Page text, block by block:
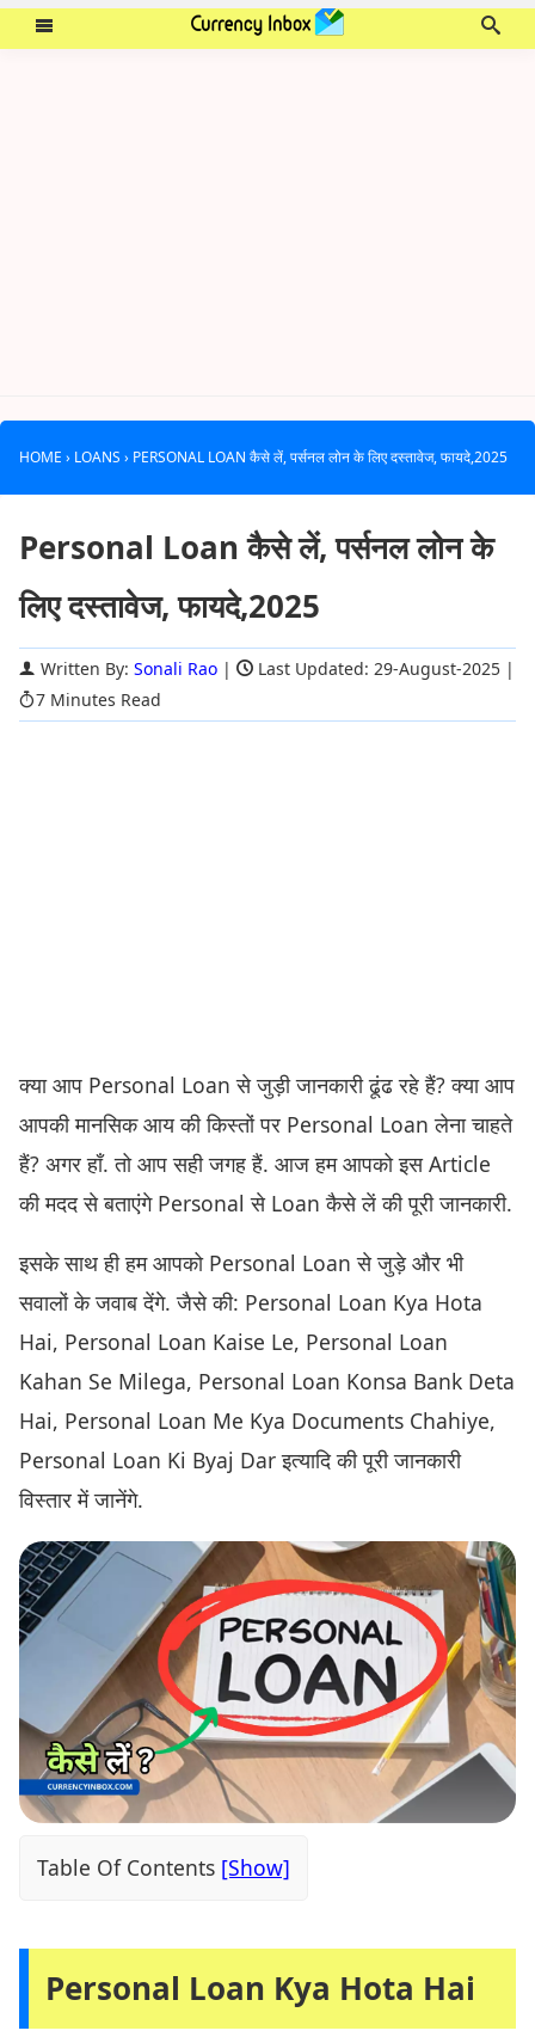
HOME › LOANS › PERSONAL LOAN कैसे लें, पर्सनल लोन के लिए दस्तावेज, फायदे,2025
Personal Loan कैसे लें, पर्सनल लोन के
लिए दस्तावेज, फायदे,2025
Written By: Sonali Rao | Last Updated: 29-August-2025 |
7 Minutes Read
क्या आप Personal Loan से जुड़ी जानकारी ढूंढ रहे हैं? क्या आप
आपकी मानसिक आय की किस्तों पर Personal Loan लेना चाहते
हैं? अगर हाँ. तो आप सही जगह हैं. आज हम आपको इस Article
की मदद से बताएंगे Personal से Loan कैसे लें की पूरी जानकारी.
इसके साथ ही हम आपको Personal Loan से जुड़े और भी
सवालों के जवाब देंगे. जैसे की: Personal Loan Kya Hota
Hai, Personal Loan Kaise Le, Personal Loan
Kahan Se Milega, Personal Loan Konsa Bank Deta
Hai, Personal Loan Me Kya Documents Chahiye,
Personal Loan Ki Byaj Dar इत्यादि की पूरी जानकारी
विस्तार में जानेंगे.
Table Of Contents
Personal Loan Kya Hota Hai